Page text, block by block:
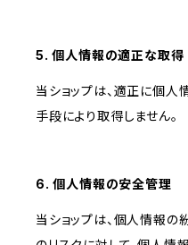
5. 個人情報の適正な取得
当ショップは、適正に個人
手段により取得しません。
6. 個人情報の安全管理
当ショップは、個人情報の